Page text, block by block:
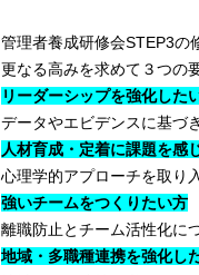
管理者養成研修会STEP3の
更なる高みを求めて３つの
リーダーシップを強化した
データやエビデンスに基づ
人材育成・定着に課題を感
心理学的アプローチを取り
強いチームをつくりたい方
離職防止とチーム活性化に
地域・多職種連携を強化し